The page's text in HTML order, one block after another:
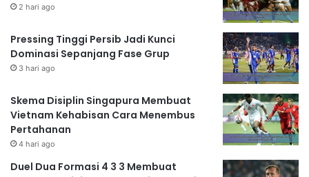
2 hari ago
Pressing Tinggi Persib Jadi Kunci
Dominasi Sepanjang Fase Grup
3 hari ago
Skema Disiplin Singapura Membuat
Vietnam Kehabisan Cara Menembus
Pertahanan
4 hari ago
Duel Dua Formasi 4 3 3 Membuat